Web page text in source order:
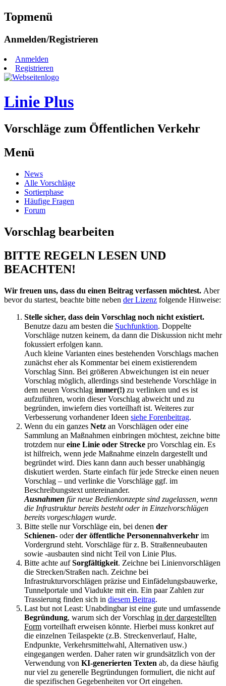
Topmenü
Zum
springen
Anmelden/Registrieren
Anmelden
Registrieren
Linie Plus
Vorschläge zum Öffentlichen Verkehr
Menü
Zum
Inhalt
springen
News
Alle Vorschläge
Sortierphase
Häufige Fragen
Forum
Vorschlag bearbeiten
BITTE REGELN LESEN UND
BEACHTEN!
Wir freuen uns, dass du einen Beitrag verfassen möchtest. Aber
bevor du startest, beachte bitte neben der Lizenz folgende Hinweise:
Stelle sicher, dass dein Vorschlag noch nicht existiert.
Benutze dazu am besten die Suchfunktion. Doppelte
Vorschläge nutzen keinem, da dann die Diskussion nicht mehr
fokussiert erfolgen kann.
Auch kleine Varianten eines bestehenden Vorschlags machen
zunächst eher als Kommentar bei einem existierendem
Vorschlag Sinn. Bei größeren Abweichungen ist ein neuer
Vorschlag möglich, allerdings sind bestehende Vorschläge in
dem neuen Vorschlag immer(!) zu verlinken und es ist
aufzuführen, worin dieser Vorschlag abweicht und zu
begründen, inwiefern dies vorteilhaft ist. Weiteres zur
Verbesserung vorhandener Ideen siehe Forenbeitrag.
Wenn du ein ganzes Netz an Vorschlägen oder eine
Sammlung an Maßnahmen einbringen möchtest, zeichne bitte
trotzdem nureine Linie oder Strecke pro Vorschlag ein. Es
ist hilfreich, wenn jede Maßnahme einzeln dargestellt und
begründet wird. Dies kann dann auch besser unabhängig
diskutiert werden. Starte einfach für jede Strecke einen neuen
Vorschlag – und verlinke die Vorschläge ggf. im
Beschreibungstext untereinander.
Ausnahmen für neue Bedienkonzepte sind zugelassen, wenn
die Infrastruktur bereits besteht oder in Einzelvorschlägen
bereits vorgeschlagen wurde.
Bitte stelle nur Vorschläge ein, bei denen der
Schienen- oderder öffentliche Personennahverkehr im
Vordergrund steht. Vorschläge für z. B. Straßenneubauten
sowie -ausbauten sind nicht Teil von Linie Plus.
Bitte achte aufSorgfältigkeit. Zeichne bei Linienvorschlägen
die Strecken/Straßen nach. Zeichne bei
Infrastrukturvorschlägen präzise und Einfädelungsbauwerke,
Tunnelportale und Viadukte mit ein. Ein paar Zahlen zur
Trassierung finden sich in diesem Beitrag.
Last but not Least: Unabdingbar ist eine gute und umfassende
Begründung, warum sich der Vorschlag in der dargestellten
Form vorteilhaft erweisen könnte. Hierbei muss konkret auf
die einzelnen Teilaspekte (z.B. Streckenverlauf, Halte,
Endpunkte, Verkehrsmittelwahl, Alternativen usw.)
eingegangen werden. Daher raten wir grundsätzlich von der
Verwendung von KI-generierten Texten ab, da diese häufig
nur viel zu generelle Begründungen formuliert, die nicht auf
die spezifischen Gegebenheiten vor Ort eingehen.